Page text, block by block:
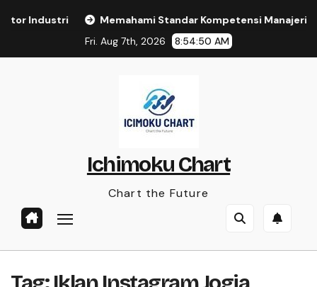
Industri
Memahami Standar Kompetensi Manajerial
Fri. Aug 7th, 2026
8:54:50 AM
Ichimoku Chart
Chart the Future